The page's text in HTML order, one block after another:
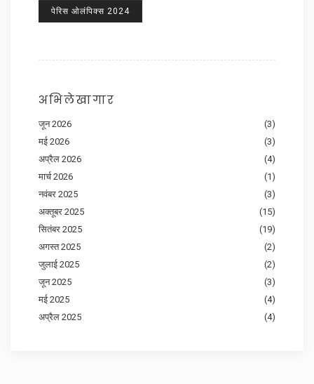
पेरिस ओलंपिक्स 2024
अभिलेखागार
जून 2026
(3)
मई 2026
(3)
अप्रैल 2026
(4)
मार्च 2026
(1)
नवंबर 2025
(3)
अक्तूबर 2025
(15)
सितंबर 2025
(19)
अगस्त 2025
(2)
जुलाई 2025
(2)
जून 2025
(3)
मई 2025
(4)
अप्रैल 2025
(4)